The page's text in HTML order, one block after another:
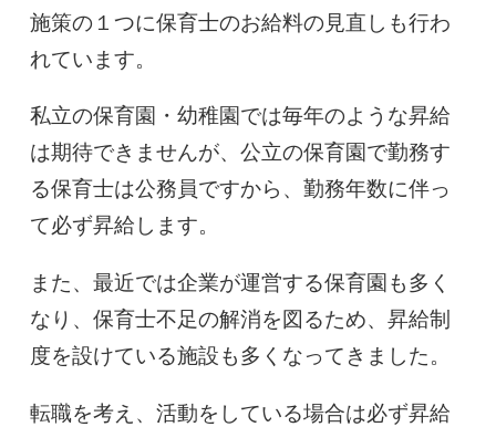
施策の１つに保育士のお給料の見直しも行わ
れています。
私立の保育園・幼稚園では毎年のような昇給
は期待できませんが、公立の保育園で勤務す
る保育士は公務員ですから、勤務年数に伴っ
て必ず昇給します。
また、最近では企業が運営する保育園も多く
なり、保育士不足の解消を図るため、昇給制
度を設けている施設も多くなってきました。
転職を考え、活動をしている場合は必ず昇給